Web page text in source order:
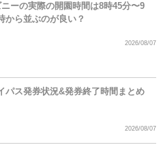
ニーの実際の開園時間は8時45分〜9
から並ぶのが良い？
2026/08/07
パス発券状況&発券終了時間まとめ
2026/08/07